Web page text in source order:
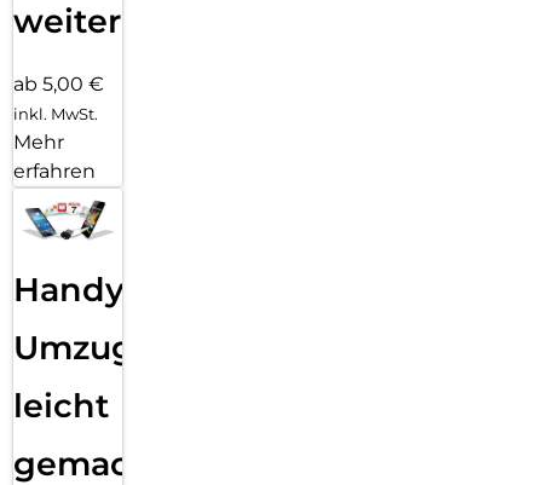
weiter
ab 5,00 €
inkl. MwSt.
Mehr
erfahren
Handy
Umzug
leicht
gemacht!